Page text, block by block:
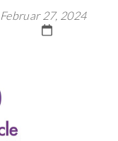
Februar 27, 2024